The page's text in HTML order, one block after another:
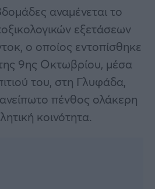
αναμένεται το
εξετάσεων
ο οποίος εντοπίσθηκε
9ης Οκτωβρίου, μέσα
του, στη Γλυφάδα,
πένθος ολάκερη
κοινότητα.